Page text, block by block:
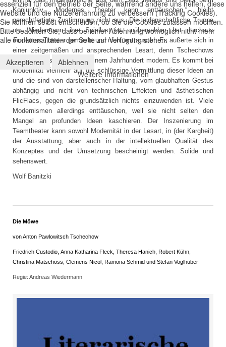
Konjunktiv, „Modernes Theater kann enttäuschen.“, bleibt
gerechtfertigte Zustimmung nicht aus. Die leidenschaftliche Truppe
um Wiedermann, ihre Spiellust ist unübersehbar, hat durchaus
modernes Theater gemacht und nicht enttäuscht. Es äußerte sich in
einer zeitgemäßen und ansprechenden Lesart, denn Tschechows
Inhalte sind seit mehr als einem Jahrhundert modern. Es kommt bei
Modernität vielmehr auf die schlüssige Vermittlung dieser Ideen an
und die sind von darstellerischer Haltung, vom glaubhaften Gestus
abhängig und nicht von technischen Effekten und ästhetischen
FlicFlacs, gegen die grundsätzlich nichts einzuwenden ist. Viele
Modernismen allerdings enttäuschen, weil sie nicht selten den
Mangel an profunden Ideen kaschieren. Der Inszenierung im
Teamtheater kann sowohl Modernität in der Lesart, in (der Kargheit)
der Ausstattung, aber auch in der intellektuellen Qualität des
Konzeptes und der Umsetzung bescheinigt werden. Solide und
sehenswert.
Wolf Banitzki
Die Möwe
von Anton Pawlowitsch Tschechow
Friedrich Custodio, Anna Katharina Fleck, Theresa Hanich, Robert Kühn,
Christina Matschoss, Clemens Nicol, Ramona Schmid und Stefan Voglhuber
Regie: Andreas Wiedermann
essenziell für den Betrieb der Seite, während andere uns helfen, diese
Website und die Nutzererfahrung zu verbessern (Tracking Cookies).
Sie können selbst entscheiden, ob Sie die Cookies zulassen möchten.
Bitte beachten Sie, dass bei einer Ablehnung womöglich nicht mehr
alle Funktionalitäten der Seite zur Verfügung stehen.
Akzeptieren
Ablehnen
Weitere Informationen